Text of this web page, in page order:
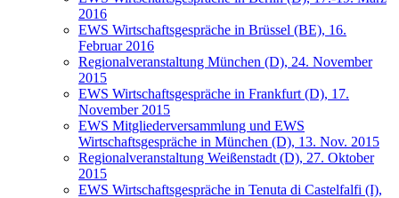
2016
EWS Wirtschaftsgespräche in Brüssel (BE), 16.
Februar 2016
Regionalveranstaltung München (D), 24. November
2015
EWS Wirtschaftsgespräche in Frankfurt (D), 17.
November 2015
EWS Mitgliederversammlung und EWS
Wirtschaftsgespräche in München (D), 13. Nov. 2015
Regionalveranstaltung Weißenstadt (D), 27. Oktober
2015
EWS Wirtschaftsgespräche in Tenuta di Castelfalfi (I),